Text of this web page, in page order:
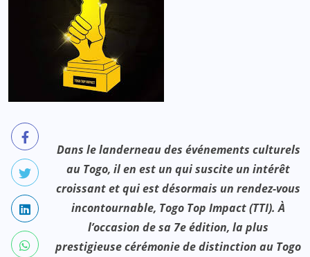
Dans le landerneau des événements culturels
au Togo, il en est un qui suscite un intérêt
croissant et qui est désormais un rendez-vous
incontournable, Togo Top Impact (TTI). À
l’occasion de sa 7e édition, la plus
prestigieuse cérémonie de distinction au Togo